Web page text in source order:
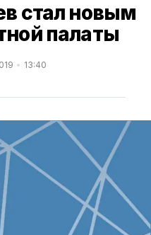
стал новым
палаты
13:40